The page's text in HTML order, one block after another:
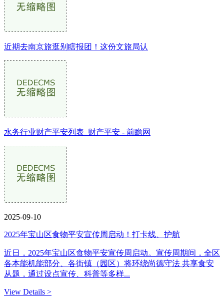
近期去南京旅逛别瞎报团！这份文旅局认
水务行业财产平安列表_财产平安 - 前瞻网
2025-09-10
2025年宝山区食物平安宣传周启动！打卡线、护航
近日，2025年宝山区食物平安宣传周启动。宣传周期间，全区
各本能机能部分、各街镇（园区）将环绕尚德守法 共享食安
从题，通过设点宣传、科普等多样...
View Details >